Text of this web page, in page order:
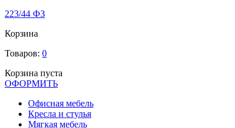
223/44 ФЗ
Корзина
Товаров: 0
Корзина пуста
ОФОРМИТЬ
Офиcная мебель
Кресла и стулья
Мягкая мебель